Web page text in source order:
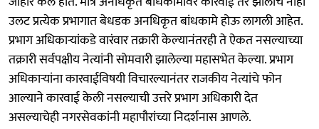
उलट प्रत्येक प्रभागात बेधडक अनधिकृत बांधकामे होऊ लागली आहेत.
प्रभाग अधिकाऱ्यांकडे वारंवार तक्रारी केल्यानंतरही ते ऐकत नसल्याच्या
तक्रारी सर्वपक्षीय नेत्यांनी सोमवारी झालेल्या महासभेत केल्या. प्रभाग
अधिकाऱ्यांना कारवाईविषयी विचारल्यानंतर राजकीय नेत्यांचे फोन
आल्याने कारवाई केली नसल्याची उत्तरे प्रभाग अधिकारी देत
असल्याचेही नगरसेवकांनी महापौरांच्या निदर्शनास आणले.